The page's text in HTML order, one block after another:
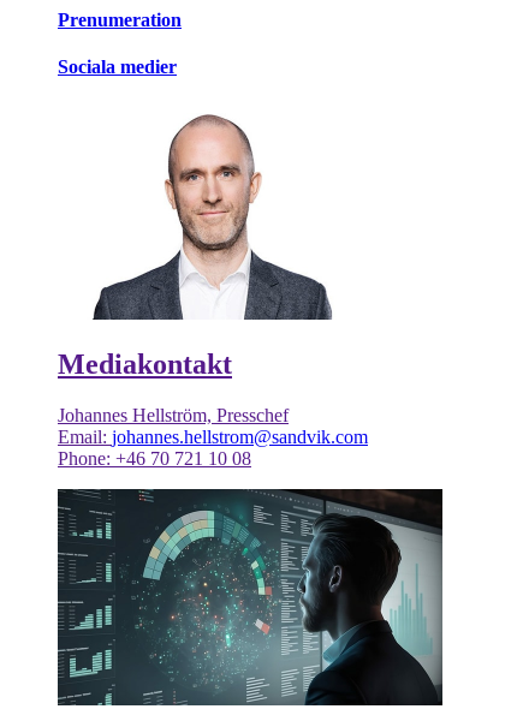
Prenumeration
Sociala medier
Mediakontakt
Johannes Hellström, Presschef
Email: johannes.hellstrom@sandvik.com
Phone: +46 70 721 10 08